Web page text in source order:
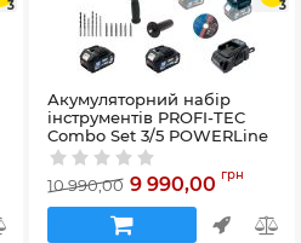
3 3
Акумуляторний набір
інструментів PROFI-TEC
Combo Set 3/5 POWERLine
(PBH201BL, DTW800BL,
DGA20BL) (2×PT2040MP (4.0
Аг), зарядний пристрій)
Артикул:58_29144
10 990,00 9 990,00 грн